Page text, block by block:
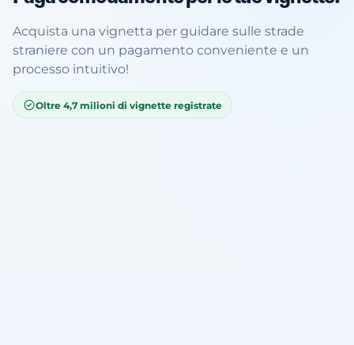
Acquista una vignetta per guidare sulle strade
straniere con un pagamento conveniente e un
processo intuitivo!
Oltre 4,7 milioni di vignette registrate